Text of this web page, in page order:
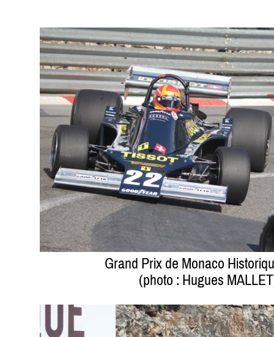
Grand Prix de Monaco
(photo : Hugues